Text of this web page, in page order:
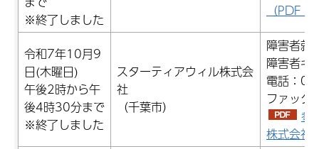
※終了しました
（PDF
令和7年10月9
日(木曜日)
午後2時から午
後4時30分まで
※終了しました
スターティアウィル株式会
社
（千葉市）
障害者就
障害者キ
電話：
ファッ
参
株式会社